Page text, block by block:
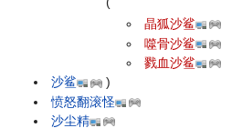
沙鲨
晶狐沙鲨
噬骨沙鲨
戮血沙鲨
)
愤怒翻滚怪
沙尘精